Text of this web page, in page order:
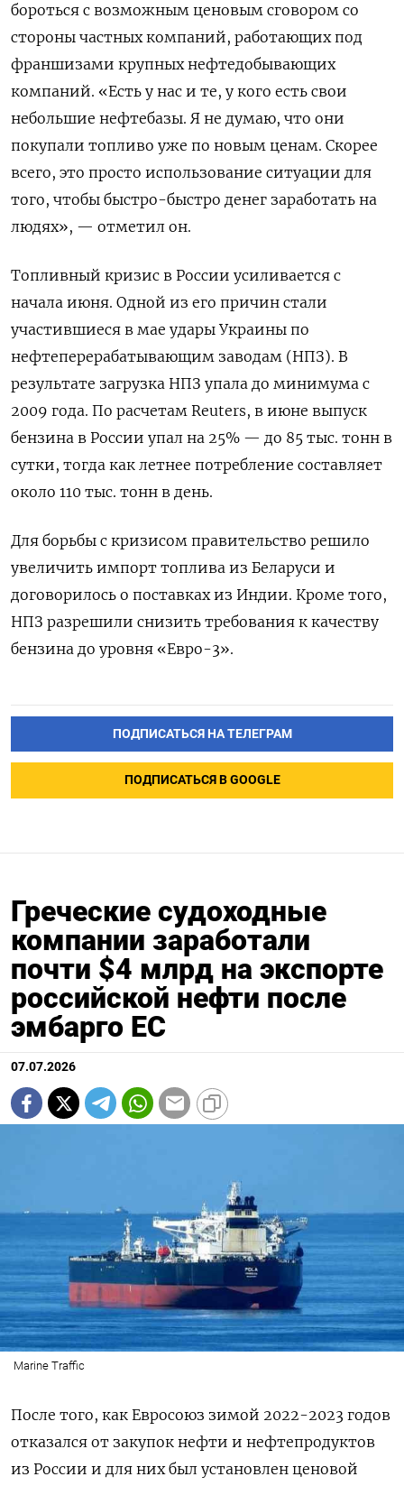
бороться с возможным ценовым сговором со
стороны частных компаний, работающих под
франшизами крупных нефтедобывающих
компаний. «Есть у нас и те, у кого есть свои
небольшие нефтебазы. Я не думаю, что они
покупали топливо уже по новым ценам. Скорее
всего, это просто использование ситуации для
того, чтобы быстро-быстро денег заработать на
людях», — отметил он.
Топливный кризис в России усиливается с
начала июня. Одной из его причин стали
участившиеся в мае удары Украины по
нефтеперерабатывающим заводам (НПЗ). В
результате загрузка НПЗ упала до минимума с
2009 года. По расчетам Reuters, в июне выпуск
бензина в России упал на 25% — до 85 тыс. тонн в
сутки, тогда как летнее потребление составляет
около 110 тыс. тонн в день.
Для борьбы с кризисом правительство решило
увеличить импорт топлива из Беларуси и
договорилось о поставках из Индии. Кроме того,
НПЗ разрешили снизить требования к качеству
бензина до уровня «Евро-3».
ПОДПИСАТЬСЯ НА ТЕЛЕГРАМ
ПОДПИСАТЬСЯ В GOOGLE
Греческие судоходные
компании заработали
почти $4 млрд на экспорте
российской нефти после
эмбарго ЕС
07.07.2026
Marine Traffic
После того, как Евросоюз зимой 2022-2023 годов
отказался от закупок нефти и нефтепродуктов
из России и для них был установлен ценовой